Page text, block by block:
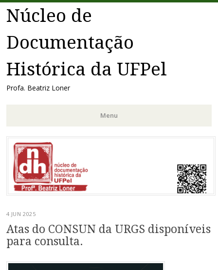
Núcleo de
Documentação
Histórica da UFPel
Profa. Beatriz Loner
Menu
Pular
para
conteúdo
4 JUN 2025
Atas do CONSUN da URGS disponíveis
para consulta.